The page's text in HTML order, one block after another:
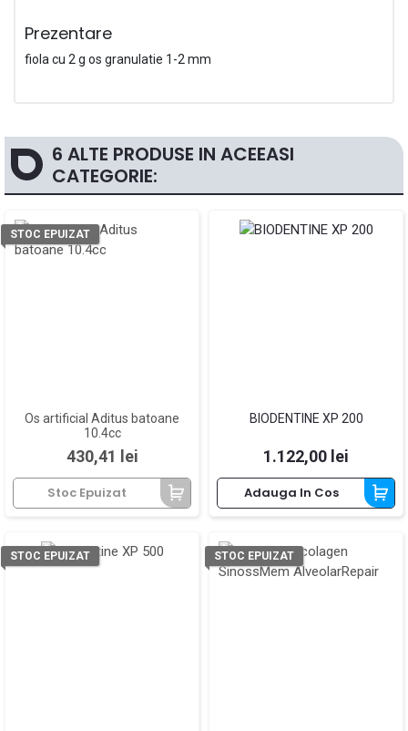
Prezentare
fiola cu 2 g os granulatie 1-2 mm
6 ALTE PRODUSE IN ACEEASI
CATEGORIE:
Os artificial Aditus batoane
10.4cc
Pret
430,41 lei
Stoc Epuizat
STOC EPUIZAT
BIODENTINE XP 200
Pret
1.122,00 lei
Adauga In Cos
STOC EPUIZAT STOC EPUIZAT